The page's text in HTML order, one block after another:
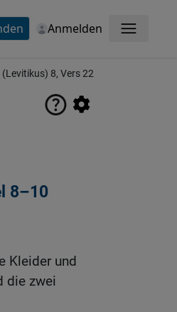
Anmelden Menü
8, Vers 22
8–10
Kleider und
die zwei